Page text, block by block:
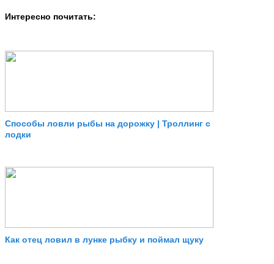
Интересно почитать:
Способы ловли рыбы на дорожку | Троллинг с
лодки
Как отец ловил в лунке рыбку и поймал щуку